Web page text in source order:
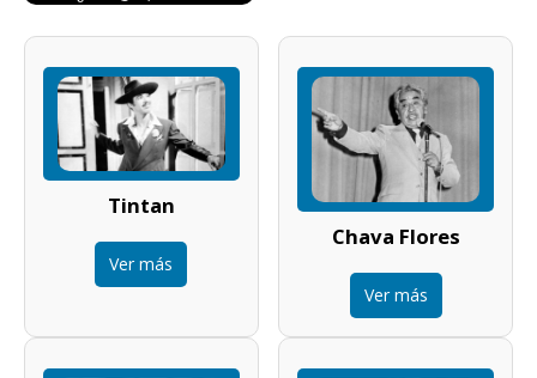
Tintan
Ver más
Chava Flores
Ver más